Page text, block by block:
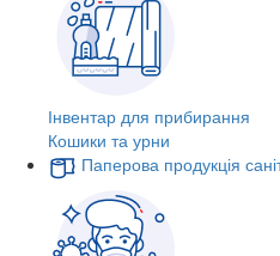
Інвентар для прибирання
Кошики та урни
Паперова продукція